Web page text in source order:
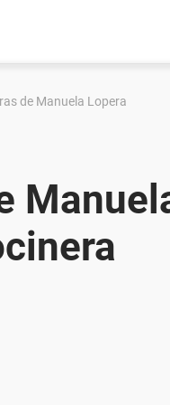
de Manuela Lopera